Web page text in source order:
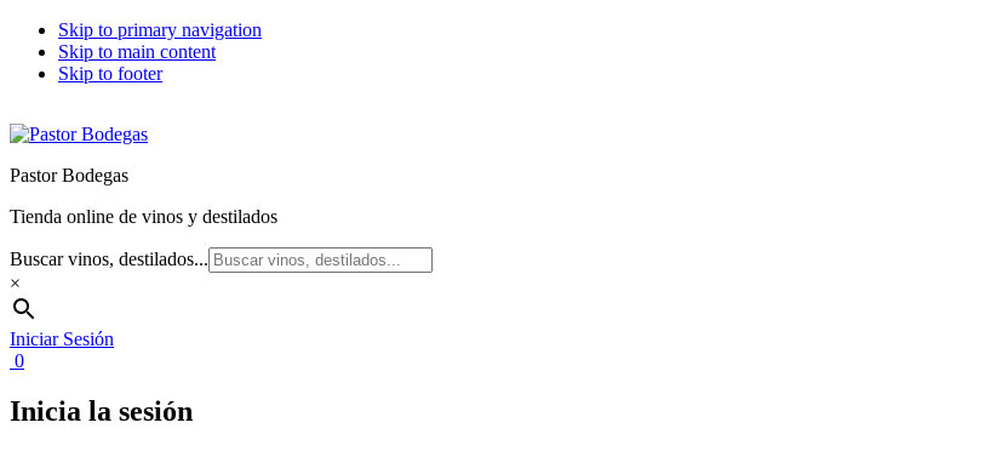
Skip to primary navigation
Skip to main content
Skip to footer
Pastor Bodegas
Tienda online de vinos y destilados
Buscar vinos, destilados...
×
Iniciar Sesión
0
Inicia la sesión